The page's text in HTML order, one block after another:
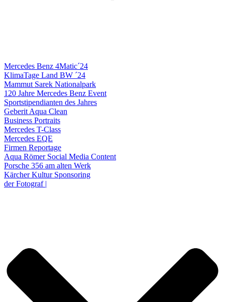
Mercedes Benz 4Matic´24
KlimaTage Land BW ´24
Mammut Sarek Nationalpark
120 Jahre Mercedes Benz Event
Sportstipendianten des Jahres
Geberit Aqua Clean
Business Portraits
Mercedes T-Class
Mercedes EQE
Firmen Reportage
Aqua Römer Social Media Content
Porsche 356 am alten Werk
Kärcher Kultur Sponsoring
der Fotograf |